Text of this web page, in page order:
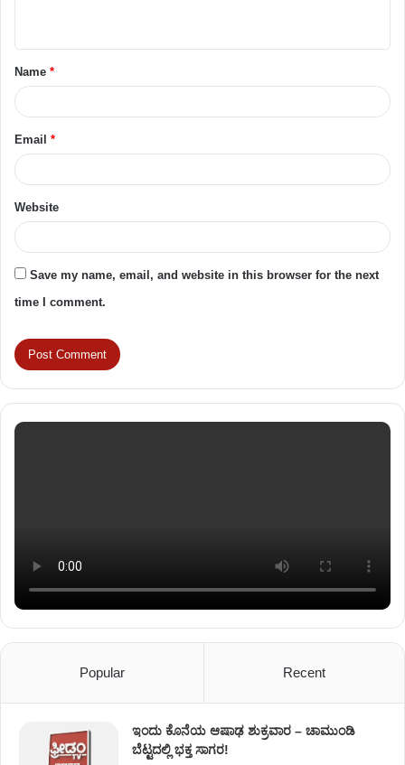
t
*Name *
Email *
Website
Save my name, email, and website in this browser for the next
time I comment.
Popular Recent
ಇಂದು ಕೊನೆಯ ಆಷಾಢ ಶುಕ್ರವಾರ – ಚಾಮುಂಡಿ
ಬೆಟ್ಟದಲ್ಲಿ ಭಕ್ತ ಸಾಗರ!